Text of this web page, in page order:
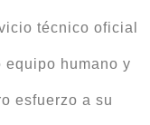
técnico oficial
equipo humano y
esfuerzo a su